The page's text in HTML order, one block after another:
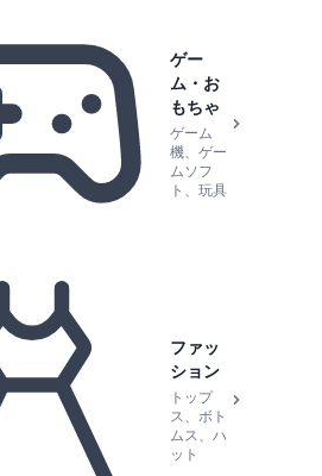
ゲー
ム・お
もちゃ
ゲーム
機、ゲー
ムソフ
ト、玩具
ファッ
ション
トップ
ス、ボト
ムス、ハ
ット